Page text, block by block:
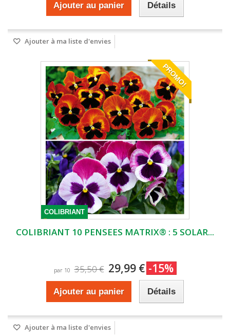
Ajouter au panier Détails
Ajouter à ma liste d'envies
COLIBRIANT
PROMO!
COLIBRIANT 10 PENSEES MATRIX® : 5 SOLAR...
par 10 35,50 € 29,99 € -15%
Ajouter au panier Détails
Ajouter à ma liste d'envies